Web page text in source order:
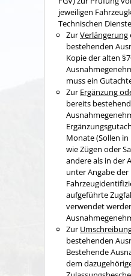
jeweiligen
Technischen
ZurVerlängerung
bestehenden
Kopie der alten
muss ein
Zur Ergänzung
bereits
Monate (Sollen
wie Zügen oder
andere als in der
unter Angabe der
aufgeführte
verwendet
Zur
bestehenden
Bestehende
dem